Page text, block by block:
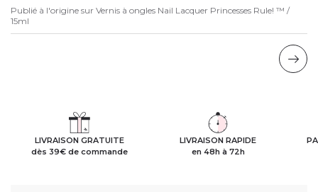
Publié à l'origine sur Vernis à ongles Nail Lacquer Princesses Rule! ™ /
15ml
LIVRAISON GRATUITE
dès 39€ de commande
LIVRAISON RAPIDE
en 48h à 72h